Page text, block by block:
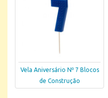
Vela Aniversário Nº 7 Blocos
de Construção